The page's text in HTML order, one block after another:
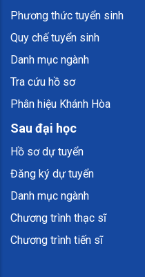
Phương thức tuyển sinh
Quy chế tuyển sinh
Danh mục ngành
Tra cứu hồ sơ
Phân hiệu Khánh Hòa
Sau đại học
Hồ sơ dự tuyển
Đăng ký dự tuyển
Danh mục ngành
Chương trình thạc sĩ
Chương trình tiến sĩ